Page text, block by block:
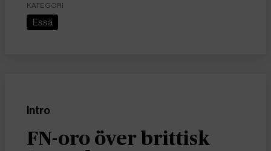
KATEGORI
Essä
Intro
FN-oro över brittisk